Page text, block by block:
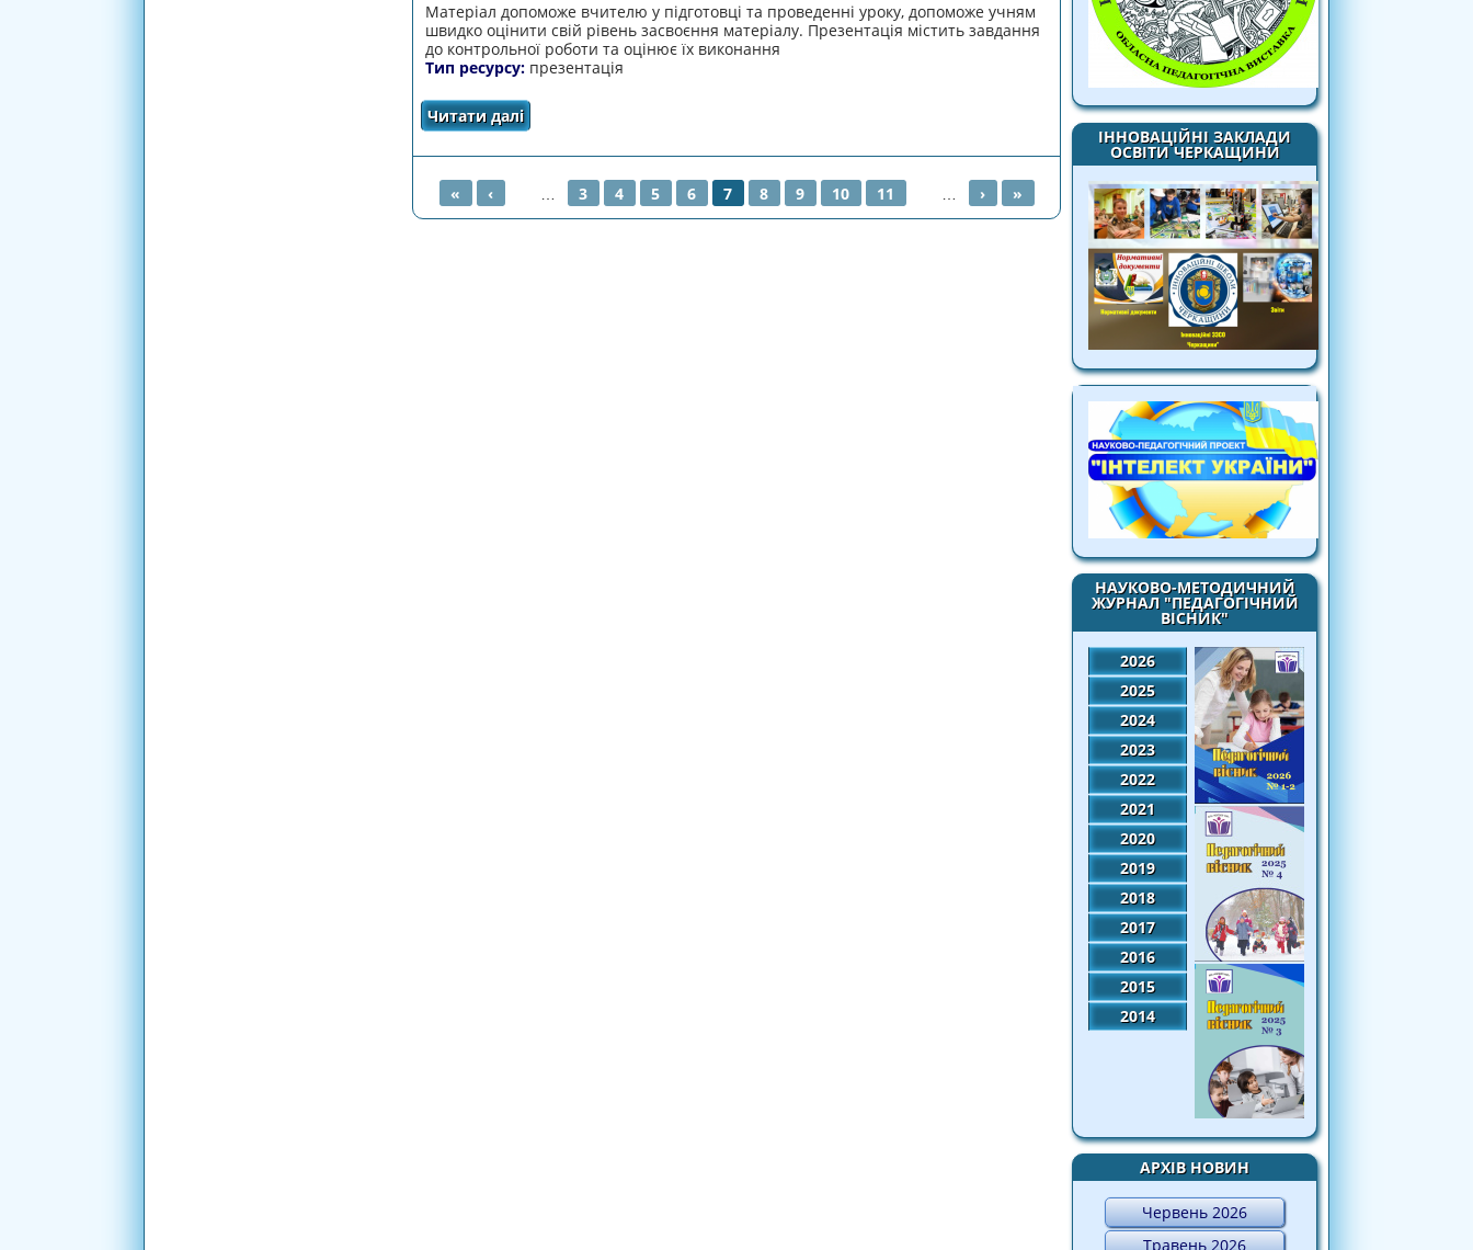
ІННОВАЦІЙНІ ЗАКЛАДИ
ОСВІТИ ЧЕРКАЩИНИ
НАУКОВО-МЕТОДИЧНИЙ
ЖУРНАЛ "ПЕДАГОГІЧНИЙ
ВІСНИК"
2026
2025
2024
2023
2022
2021
2020
2019
2018
2017
2016
2015
2014
АРХІВ НОВИН
Червень 2026
Травень 2026
Матеріал допоможе вчителю у підготовці та проведенні уроку, допоможе учням
швидко оцінити свій рівень засвоєння матеріалу. Презентація містить завдання
до контрольної роботи та оцінює їх виконання
Тип ресурсу: презентація
Читати даліпро Тест по темі «Віднімання і додавання натуральних чисел»
СТОРІНКИ
« ‹ 3 4 5 6 7 8 9 10 11 › »